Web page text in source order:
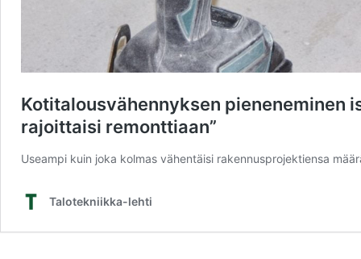
Kotitalousvähennyksen pieneneminen
rajoittaisi remonttiaan”
Useampi kuin joka kolmas vähentäisi rakennusprojektiensa
Talotekniikka-lehti